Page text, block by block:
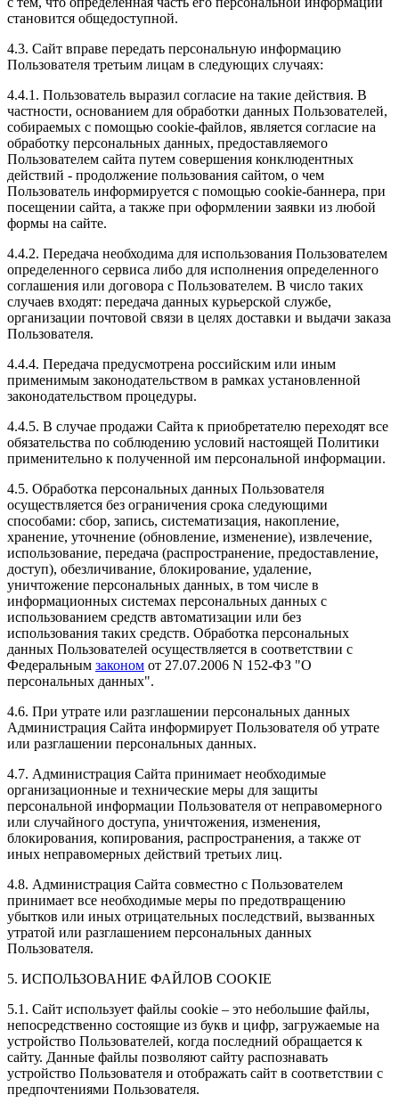
становится общедоступной.
4.3. Сайт вправе передать персональную информацию
Пользователя третьим лицам в следующих случаях:
4.4.1. Пользователь выразил согласие на такие действия. В
частности, основанием для обработки данных Пользователей,
собираемых с помощью cookie-файлов, является согласие на
обработку персональных данных, предоставляемого
Пользователем сайта путем совершения конклюдентных
действий - продолжение пользования сайтом, о чем
Пользователь информируется с помощью cookie-баннера, при
посещении сайта, а также при оформлении заявки из любой
формы на сайте.
4.4.2. Передача необходима для использования Пользователем
определенного сервиса либо для исполнения определенного
соглашения или договора с Пользователем. В число таких
случаев входят: передача данных курьерской службе,
организации почтовой связи в целях доставки и выдачи заказа
Пользователя.
4.4.4. Передача предусмотрена российским или иным
применимым законодательством в рамках установленной
законодательством процедуры.
4.4.5. В случае продажи Сайта к приобретателю переходят все
обязательства по соблюдению условий настоящей Политики
применительно к полученной им персональной информации.
4.5. Обработка персональных данных Пользователя
осуществляется без ограничения срока следующими
способами: сбор, запись, систематизация, накопление,
хранение, уточнение (обновление, изменение), извлечение,
использование, передача (распространение, предоставление,
доступ), обезличивание, блокирование, удаление,
уничтожение персональных данных, в том числе в
информационных системах персональных данных с
использованием средств автоматизации или без
использования таких средств. Обработка персональных
данных Пользователей осуществляется в соответствии с
Федеральным законом от 27.07.2006 N 152-ФЗ "О
персональных данных".
4.6. При утрате или разглашении персональных данных
Администрация Сайта информирует Пользователя об утрате
или разглашении персональных данных.
4.7. Администрация Сайта принимает необходимые
организационные и технические меры для защиты
персональной информации Пользователя от неправомерного
или случайного доступа, уничтожения, изменения,
блокирования, копирования, распространения, а также от
иных неправомерных действий третьих лиц.
4.8. Администрация Сайта совместно с Пользователем
принимает все необходимые меры по предотвращению
убытков или иных отрицательных последствий, вызванных
утратой или разглашением персональных данных
Пользователя.
5. ИСПОЛЬЗОВАНИЕ ФАЙЛОВ COOKIE
5.1. Сайт использует файлы cookie – это небольшие файлы,
непосредственно состоящие из букв и цифр, загружаемые на
устройство Пользователей, когда последний обращается к
сайту. Данные файлы позволяют сайту распознавать
устройство Пользователя и отображать сайт в соответствии с
предпочтениями Пользователя.